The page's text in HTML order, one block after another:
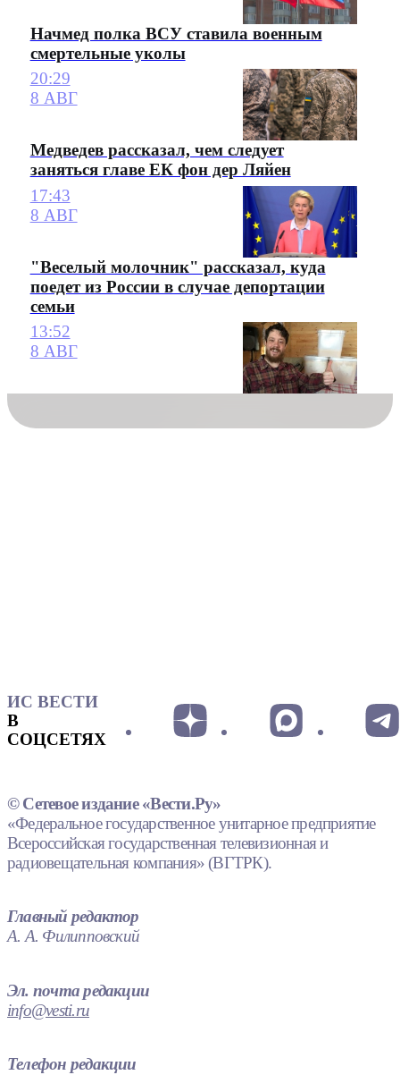
Начмед полка ВСУ ставила военным
смертельные уколы
20:29
8 АВГ
Медведев рассказал, чем следует
заняться главе ЕК фон дер Ляйен
17:43
8 АВГ
"Веселый молочник" рассказал, куда
поедет из России в случае депортации
семьи
13:52
8 АВГ
ИС ВЕСТИ
В
СОЦСЕТЯХ
© Сетевое издание «Вести.Ру»
«Федеральное государственное унитарное предприятие
Всероссийская государственная телевизионная и
радиовещательная компания» (ВГТРК).
Главный редактор
А. А. Филипповский
Эл. почта редакции
info@vesti.ru
Телефон редакции